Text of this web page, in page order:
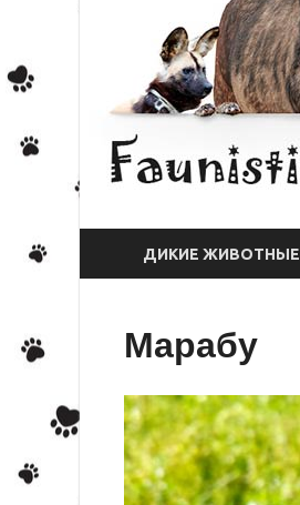
ДИКИЕ ЖИВОТНЫЕ
Марабу